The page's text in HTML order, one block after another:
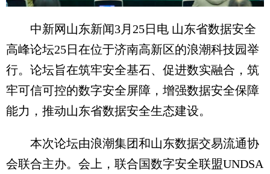
中新网山东新闻3月25日电 山东省数据安全
高峰论坛25日在位于济南高新区的浪潮科技园举
行。论坛旨在筑牢安全基石、促进数实融合，筑
牢可信可控的数字安全屏障，增强数据安全保障
能力，推动山东省数据安全生态建设。
本次论坛由浪潮集团和山东数据交易流通协
会联合主办。会上，联合国数字安全联盟UNDSA